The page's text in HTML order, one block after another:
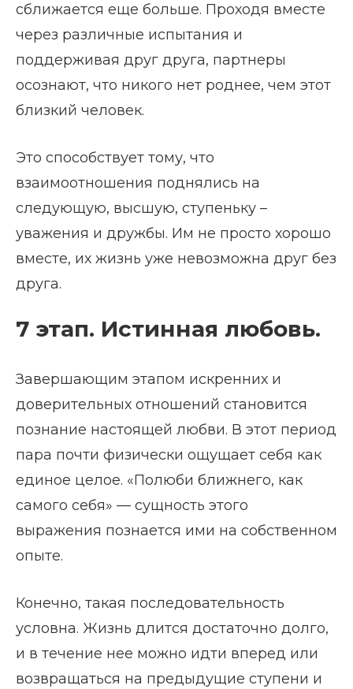
сближается еще больше. Проходя вместе
через различные испытания и
поддерживая друг друга, партнеры
осознают, что никого нет роднее, чем этот
близкий человек.
Это способствует тому, что
взаимоотношения поднялись на
следующую, высшую, ступеньку –
уважения и дружбы. Им не просто хорошо
вместе, их жизнь уже невозможна друг без
друга.
7 этап. Истинная любовь.
Завершающим этапом искренних и
доверительных отношений становится
познание настоящей любви. В этот период
пара почти физически ощущает себя как
единое целое. «Полюби ближнего, как
самого себя» — сущность этого
выражения познается ими на собственном
опыте.
Конечно, такая последовательность
условна. Жизнь длится достаточно долго,
и в течение нее можно идти вперед или
возвращаться на предыдущие ступени и